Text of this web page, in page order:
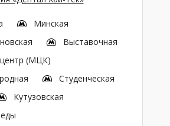
Минская
Выставочная
(МЦК)
Студенческая
Кутузовская